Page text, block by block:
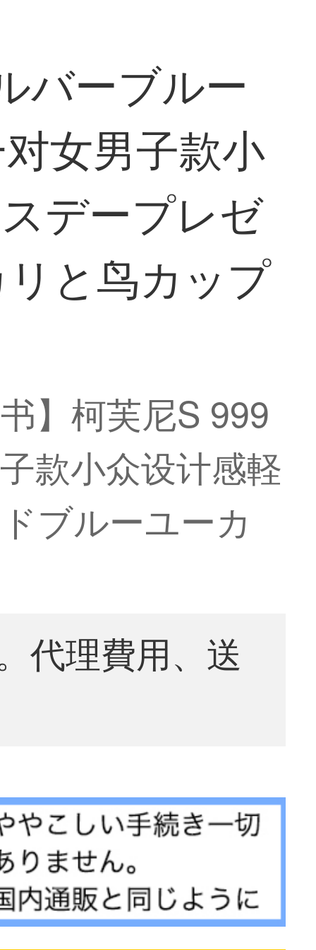
バーブルー
女男子款小
デープレゼ
と鸟カップ
】柯芙尼S 999
款小众设计感軽
ブルーユーカ
代理費用、送